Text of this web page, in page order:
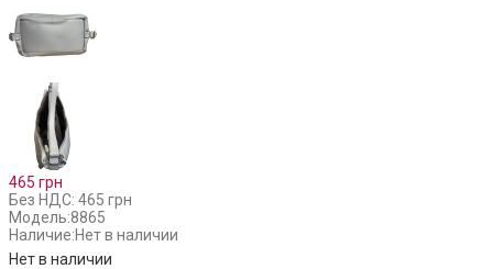
465 грн
Без НДС: 465 грн
Модель:8865
Наличие:Нет в наличии
Нет в наличии